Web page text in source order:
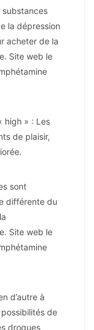
substances
la dépression
acheter de la
Site web le
high » : Les
de plaisir,
sont
différente du
Site web le
d’autre à
de
drogues